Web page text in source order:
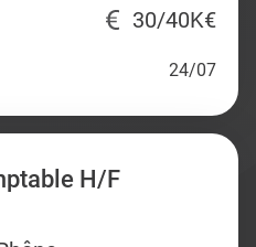
30/40K€
24/07
H/F